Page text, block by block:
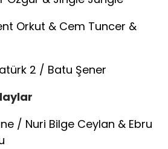
Orkut & Cem Tuncer &
2 / Batu Şener
/ Nuri Bilge Ceylan & Ebru